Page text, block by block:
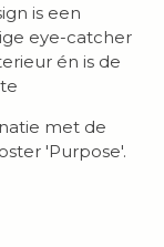
is een
eye-catcher
én is de
met de
'Purpose'.